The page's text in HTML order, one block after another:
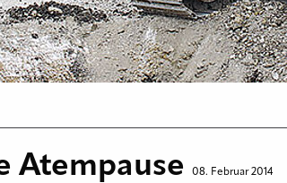
Atempause 08. Februar 2014